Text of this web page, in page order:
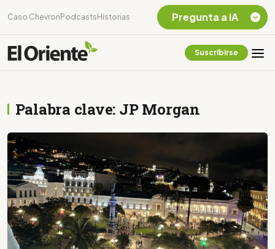
Caso Chevron Podcasts Historias
Suscribirse
Palabra clave: JP Morgan
Pregunta a IA
Listar destinos
Amazonia Ecuatoriana
tasa minera que rige en
Ecuador?